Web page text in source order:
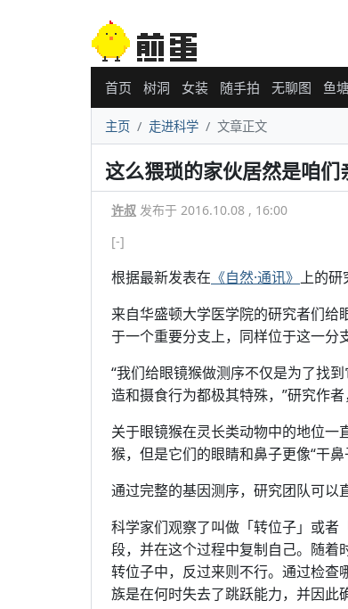
首页 树洞 女装 随手拍 无聊图 鱼
主页 走进科学 文章正文
这么猥琐的家伙居然是咱们
许叔 发布于 2016.10.08 , 16:00
[-]
根据最新发表在 《自然·通讯》 上的研
来自华盛顿大学医学院的研究者们
于一个重要分支上，同样位于这一分
“我们给眼镜猴做测序不仅是为了找
造和摄食行为都极其特殊，”研究作
关于眼镜猴在灵长类动物中的地位一
猴，但是它们的眼睛和鼻子更像“干鼻
通过完整的基因测序，研究团队可以
科学家们观察了叫做「转位子」或者
段，并在这个过程中复制自己。随着
转位子中，反过来则不行。通过检查
族是在何时失去了跳跃能力，并因此